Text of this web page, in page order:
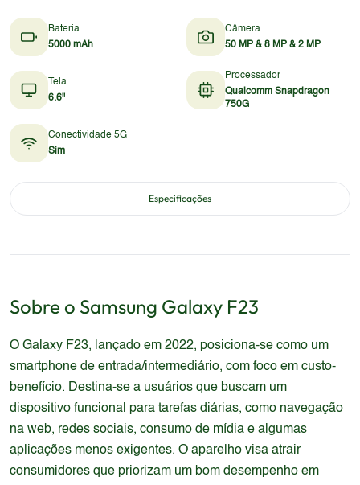
Bateria
5000 mAh
Câmera
50 MP & 8 MP & 2 MP
Tela
6.6"
Processador
Qualcomm Snapdragon
750G
Conectividade 5G
Sim
Especificações
Sobre o Samsung Galaxy F23
O Galaxy F23, lançado em 2022, posiciona-se como um
smartphone de entrada/intermediário, com foco em custo-
benefício. Destina-se a usuários que buscam um
dispositivo funcional para tarefas diárias, como navegação
na web, redes sociais, consumo de mídia e algumas
aplicações menos exigentes. O aparelho visa atrair
consumidores que priorizam um bom desempenho em